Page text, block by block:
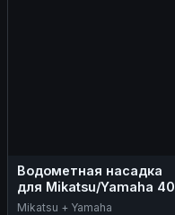
Водометная насадка
для Mikatsu/Yamaha 40
M
Mikatsu + Yamaha